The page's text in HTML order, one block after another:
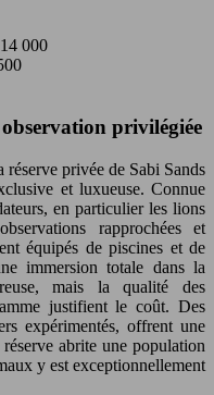
000
privilégiée
privée de Sabi Sands
et luxueuse. Connue
en particulier les lions
rapprochées et
équipés de piscines et de
immersion totale dans la
mais la qualité des
justifient le coût. Des
expérimentés, offrent une
abrite une population
y est exceptionnellement